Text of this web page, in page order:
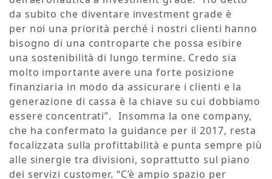
da subito che diventare investment grade è
per noi una priorità perché i nostri clienti hanno
bisogno di una controparte che possa esibire
una sostenibilità di lungo termine. Credo sia
molto importante avere una forte posizione
finanziaria in modo da assicurare i clienti e la
generazione di cassa è la chiave su cui dobbiamo
essere concentrati”. Insomma la one company,
che ha confermato la guidance per il 2017, resta
focalizzata sulla profittabilità e punta sempre più
alle sinergie tra divisioni, soprattutto sul piano
dei servizi customer. “C’è ampio spazio per